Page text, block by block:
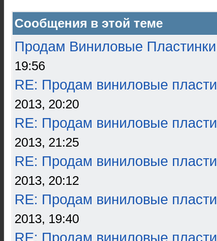
Сообщения в этой теме
Продам Виниловые Пластинки
19:56
RE: Продам виниловые
2013, 20:20
RE: Продам виниловые
2013, 21:25
RE: Продам виниловые
2013, 20:12
RE: Продам виниловые
2013, 19:40
RE: Продам виниловые